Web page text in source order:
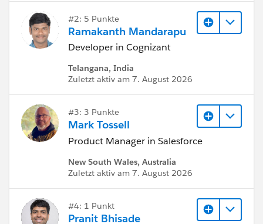
#2: 5 Punkte
Ramakanth Mandarapu
Developer in Cognizant
Telangana, India
Zuletzt aktiv am 7. August 2026
#3: 3 Punkte
Mark Tossell
Product Manager in Salesforce
New South Wales, Australia
Zuletzt aktiv am 7. August 2026
#4: 1 Punkt
Pranit Bhisade